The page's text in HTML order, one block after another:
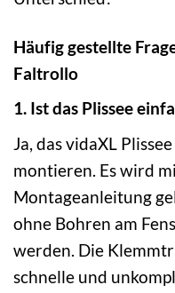
Häufig gestellte
Faltrollo
1. Ist das Plissee
Ja, das vidaXL
montieren. Es wird
Montageanleitung
ohne Bohren am
werden. Die
schnelle und